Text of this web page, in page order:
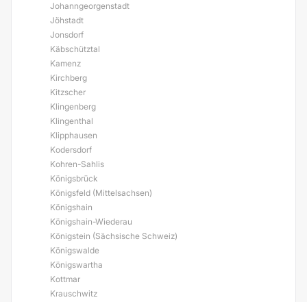
Johanngeorgenstadt
Jöhstadt
Jonsdorf
Käbschütztal
Kamenz
Kirchberg
Kitzscher
Klingenberg
Klingenthal
Klipphausen
Kodersdorf
Kohren-Sahlis
Königsbrück
Königsfeld (Mittelsachsen)
Königshain
Königshain-Wiederau
Königstein (Sächsische Schweiz)
Königswalde
Königswartha
Kottmar
Krauschwitz